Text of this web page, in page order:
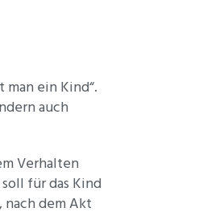
ein Kind“.
auch
Verhalten
für das Kind
dem Akt